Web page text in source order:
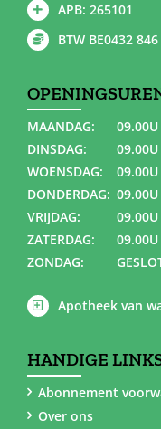
APB: 265101
BTW BE0432
MAANDAG:
DINSDAG:
WOENSDAG:
DONDERDAG:
VRIJDAG:
ZATERDAG:
ZONDAG:
Apotheek van
HANDIGE
Abonnement
Over ons